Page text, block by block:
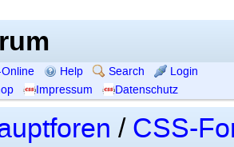
Help Search
Login
Impressum Datenschutz
/ CSS-